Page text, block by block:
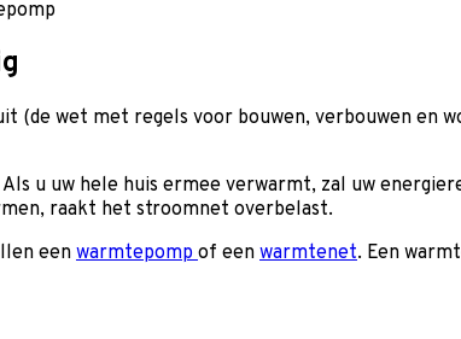
wet met regels voor bouwen, verbouwen en
u uw hele huis ermee verwarmt, zal uw
raakt het stroomnet overbelast.
eenwarmtepompof een warmtenet. Een